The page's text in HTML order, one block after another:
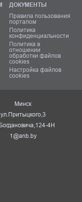
ДОКУМЕНТЫ
Правила пользования
порталом
Политика
конфиденциальности
Политика в
отношении
обработки файлов
cookies
Настройка файлов
cookies
Минск
ул.Притыцкого,3
4Н
1@anb.by